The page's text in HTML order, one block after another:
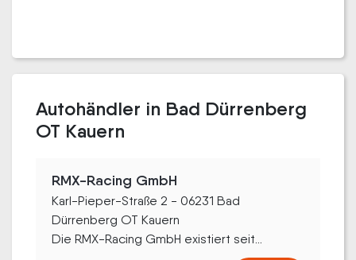
Autohändler in Bad Dürrenberg
OT Kauern
RMX-Racing GmbH
Karl-Pieper-Straße 2 - 06231 Bad
Dürrenberg OT Kauern
Die RMX-Racing GmbH existiert seit...